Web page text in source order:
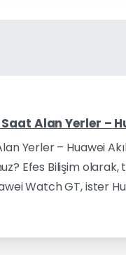
Alan Yerler –
Yerler – Huawei
Efes Bilişim
Watch GT, ister